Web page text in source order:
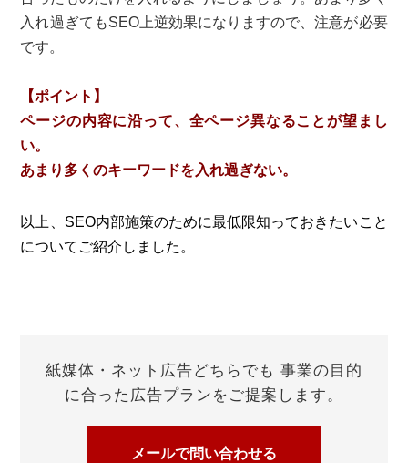
入れ過ぎてもSEO上逆効果になりますので、注意が必要
です。
【ポイント】
ページの内容に沿って、全ページ異なることが望まし
い。
あまり多くのキーワードを入れ過ぎない。
以上、SEO内部施策のために最低限知っておきたいこと
についてご紹介しました。
紙媒体・ネット広告どちらでも 事業の目的
に合った広告プランをご提案します。
メールで問い合わせる